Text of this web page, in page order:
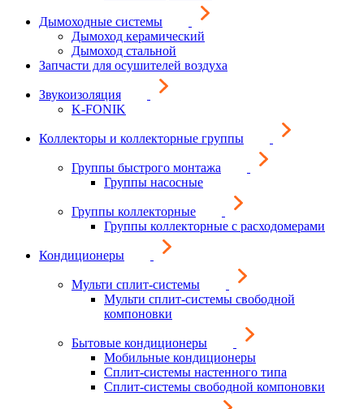
Дымоходные системы
Дымоход керамический
Дымоход стальной
Запчасти для осушителей воздуха
Звукоизоляция
K-FONIK
Коллекторы и коллекторные группы
Группы быстрого монтажа
Группы насосные
Группы коллекторные
Группы коллекторные с расходомерами
Кондиционеры
Мульти сплит-системы
Мульти сплит-системы свободной
компоновки
Бытовые кондиционеры
Мобильные кондиционеры
Сплит-системы настенного типа
Сплит-системы свободной компоновки